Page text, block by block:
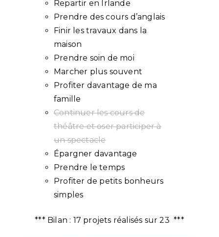
Repartir en Irlande
Prendre des cours d’anglais
Finir les travaux dans la
maison
Prendre soin de moi
Marcher plus souvent
Profiter davantage de ma
famille
Continuer les cours de
théâtre et oser participer à
un spectacle
Épargner davantage
Prendre le temps
Profiter de petits bonheurs
simples
*** Bilan : 17 projets réalisés sur 23 ***